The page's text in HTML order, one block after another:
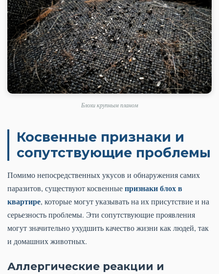
Блохи крупным планом
Косвенные признаки и
сопутствующие проблемы
Помимо непосредственных укусов и обнаружения самих
паразитов, существуют косвенныепризнаки блох в
квартире, которые могут указывать на их присутствие и на
серьезность проблемы. Эти сопутствующие проявления
могут значительно ухудшить качество жизни как людей, так
и домашних животных.
Аллергические реакции и